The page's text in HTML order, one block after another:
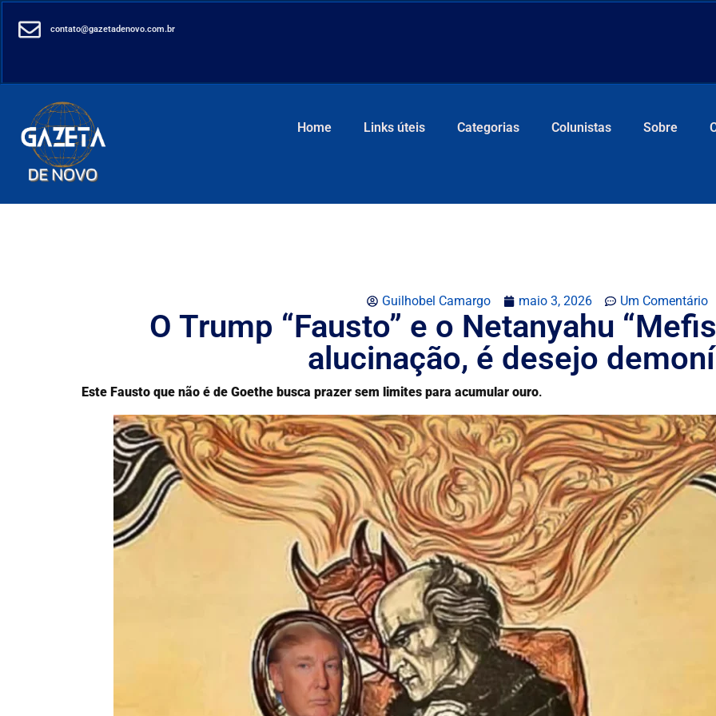
contato@gazetadenovo.com.br
Home Links úteis Categorias Colunistas Sobre
Guilhobel Camargo maio 3, 2026 Um Comentário
O Trump “Fausto” e o Netanyahu
alucinação, é desejo
Este Fausto que não é de Goethe busca prazer sem limites para acumular ouro.